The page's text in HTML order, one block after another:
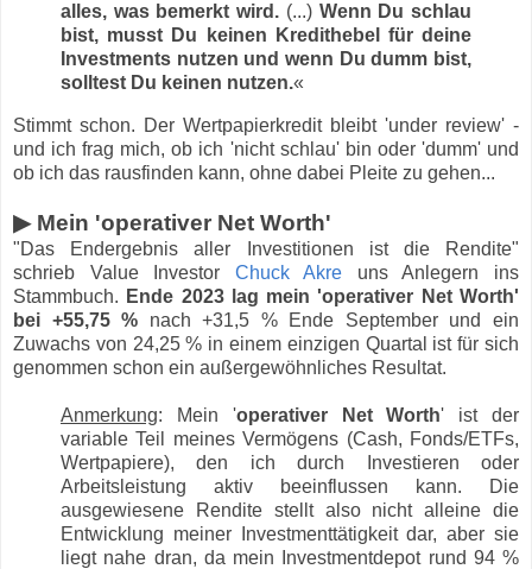
alles, was bemerkt wird. (...) Wenn Du schlau
bist, musst Du keinen Kredithebel für deine
Investments nutzen und wenn Du dumm bist,
solltest Du keinen nutzen.«
Stimmt schon. Der Wertpapierkredit bleibt 'under review' -
und ich frag mich, ob ich 'nicht schlau' bin oder 'dumm' und
ob ich das rausfinden kann, ohne dabei Pleite zu gehen...
▶ Mein 'operativer Net Worth'
"Das Endergebnis aller Investitionen ist die Rendite"
schrieb Value Investor Chuck Akre uns Anlegern ins
Stammbuch. Ende 2023 lag mein 'operativer Net Worth'
bei +55,75 % nach +31,5 % Ende September und ein
Zuwachs von 24,25 % in einem einzigen Quartal ist für sich
genommen schon ein außergewöhnliches Resultat.
Anmerkung: Mein 'operativer Net Worth' ist der
variable Teil meines Vermögens (Cash, Fonds/ETFs,
Wertpapiere), den ich durch Investieren oder
Arbeitsleistung aktiv beeinflussen kann. Die
ausgewiesene Rendite stellt also nicht alleine die
Entwicklung meiner Investmenttätigkeit dar, aber sie
liegt nahe dran, da mein Investmentdepot rund 94 %